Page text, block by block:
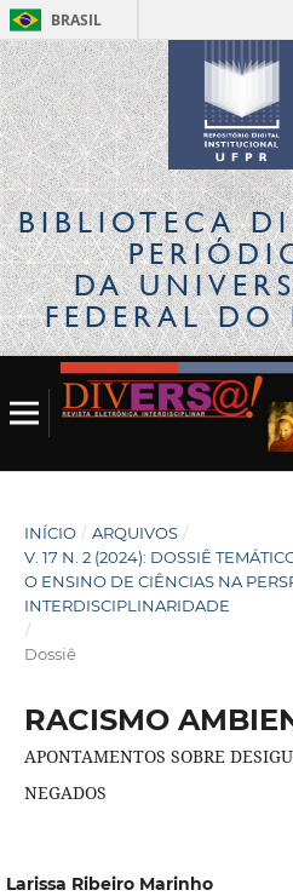
BRASIL
BIBLIOTECA
DA
FEDERAL DO
INÍCIO / ARQUIVOS /
V. 17 N. 2 (2024): DOSSIÊ
O ENSINO DE CIÊNCIAS NA
INTERDISCIPLINARIDADE
/
Dossiê
RACISMO
APONTAMENTOS SOBRE
NEGADOS
Larissa Ribeiro Marinho